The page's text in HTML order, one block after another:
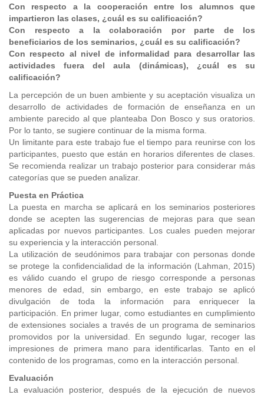
Con respecto a la cooperación entre los alumnos que
impartieron las clases, ¿cuál es su calificación?
Con respecto a la colaboración por parte de los
beneficiarios de los seminarios, ¿cuál es su calificación?
Con respecto al nivel de informalidad para desarrollar las
actividades fuera del aula (dinámicas), ¿cuál es su
calificación?
La percepción de un buen ambiente y su aceptación visualiza un
desarrollo de actividades de formación de enseñanza en un
ambiente parecido al que planteaba Don Bosco y sus oratorios.
Por lo tanto, se sugiere continuar de la misma forma.
Un limitante para este trabajo fue el tiempo para reunirse con los
participantes, puesto que están en horarios diferentes de clases.
Se recomienda realizar un trabajo posterior para considerar más
categorías que se pueden analizar.
Puesta en Práctica
La puesta en marcha se aplicará en los seminarios posteriores
donde se acepten las sugerencias de mejoras para que sean
aplicadas por nuevos participantes. Los cuales pueden mejorar
su experiencia y la interacción personal.
La utilización de seudónimos para trabajar con personas donde
se protege la confidencialidad de la información (Lahman, 2015)
es válido cuando el grupo de riesgo corresponde a personas
menores de edad, sin embargo, en este trabajo se aplicó
divulgación de toda la información para enriquecer la
participación. En primer lugar, como estudiantes en cumplimiento
de extensiones sociales a través de un programa de seminarios
promovidos por la universidad. En segundo lugar, recoger las
impresiones de primera mano para identificarlas. Tanto en el
contenido de los programas, como en la interacción personal.
Evaluación
La evaluación posterior, después de la ejecución de nuevos